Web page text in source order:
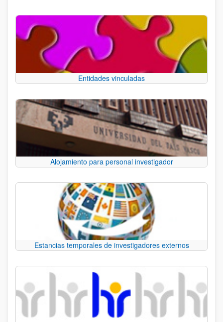
Entidades vinculadas
Alojamiento para personal investigador
Estancias temporales de investigadores externos